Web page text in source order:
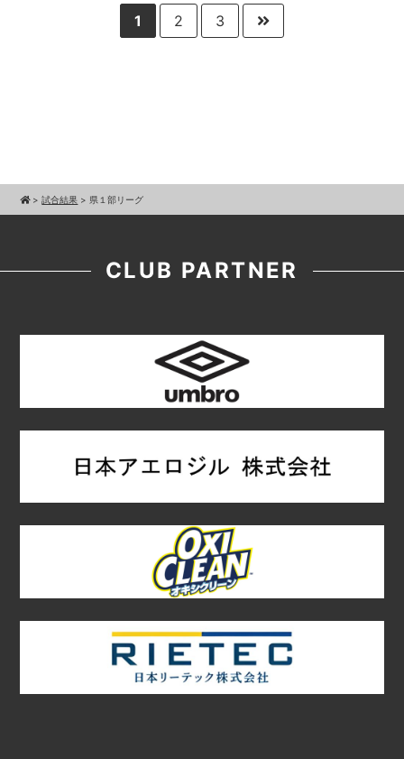
1 2 3
>試合結果 > 県１部リーグ
CLUB PARTNER